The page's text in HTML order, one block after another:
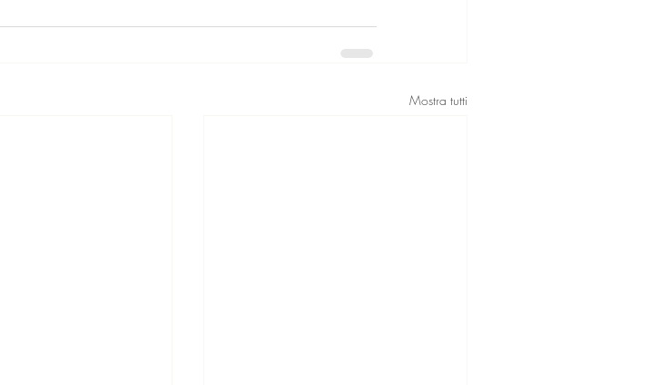
Mostra tutti